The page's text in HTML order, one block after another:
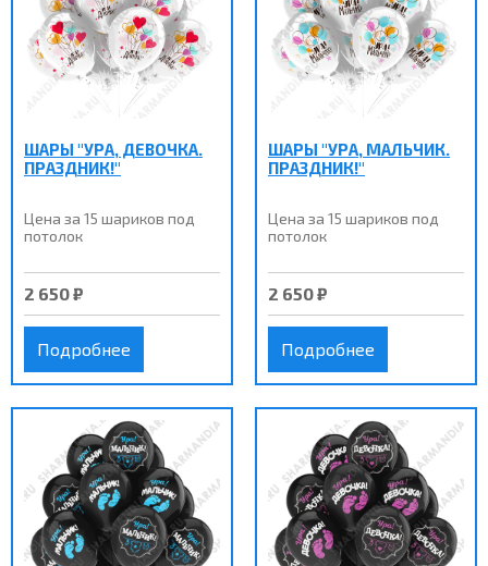
ШАРЫ "УРА, ДЕВОЧКА.
ПРАЗДНИК!"
Цена за 15 шариков под
потолок
2 650 ₽
Подробнее
ШАРЫ "УРА, МАЛЬЧИК.
ПРАЗДНИК!"
Цена за 15 шариков под
потолок
2 650 ₽
Подробнее